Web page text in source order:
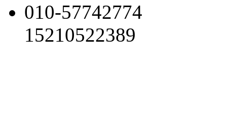
010-57742774
15210522389